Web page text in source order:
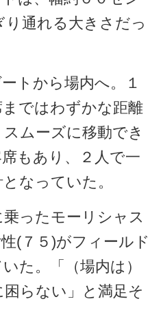
通れる大きさだっ
トから場内へ。１
ではわずかな距離
ムーズに移動でき
もあり、２人で一
なっていた。
ったモーリシャス
(７５)がフィールド
た。「（場内は）
らない」と満足そ